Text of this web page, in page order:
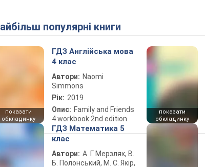
Найбільш популярні книги
показати
обкладинку
ГДЗ Англійська мова
4 клас
Автори: Naomi
Simmons
Рік: 2019
Опис: Family and Friends
4 workbook 2nd edition
показати
обкладинку
ГДЗ Математика 5
клас
Автори: А. Г. Мерзляк, В.
Б. Полонський, М. С. Якір,